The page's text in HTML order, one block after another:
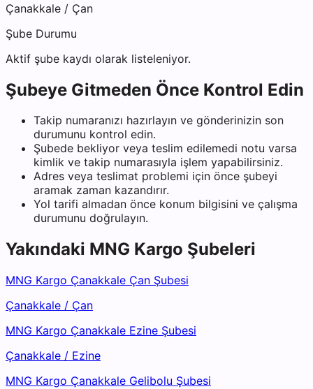
Çanakkale / Çan
Şube Durumu
Aktif şube kaydı olarak listeleniyor.
Şubeye Gitmeden Önce Kontrol Edin
Takip numaranızı hazırlayın ve gönderinizin son
durumunu kontrol edin.
Şubede bekliyor veya teslim edilemedi notu varsa
kimlik ve takip numarasıyla işlem yapabilirsiniz.
Adres veya teslimat problemi için önce şubeyi
aramak zaman kazandırır.
Yol tarifi almadan önce konum bilgisini ve çalışma
durumunu doğrulayın.
Yakındaki MNG Kargo Şubeleri
MNG Kargo Çanakkale Çan Şubesi
Çanakkale / Çan
MNG Kargo Çanakkale Ezine Şubesi
Çanakkale / Ezine
MNG Kargo Çanakkale Gelibolu Şubesi